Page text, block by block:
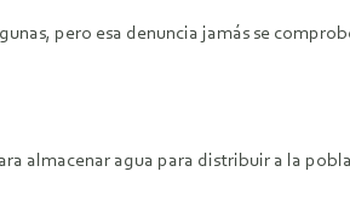
pero esa denuncia jamás se
almacenar agua para distribuir a la